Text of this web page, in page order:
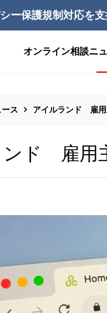
ー保護規制対応を
オンライン相談ニ
ス アイルランド 雇用
ンド 雇用